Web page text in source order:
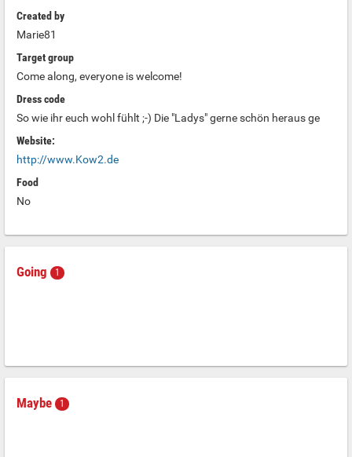
Created by
Marie81
Target group
Come along, everyone is welcome!
Dress code
So wie ihr euch wohl fühlt ;-) Die "Ladys" gerne schön heraus ge
Website:
http://www.Kow2.de
Food
No
Going 1
Maybe 1